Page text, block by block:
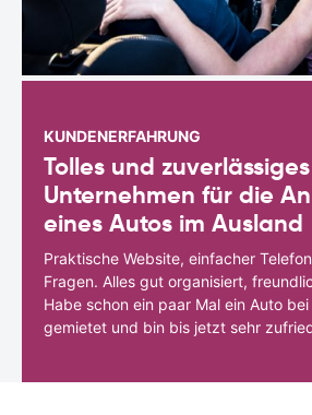
KUNDENERFAHRUNG
Tolles und zuverlässiges
Unternehmen für die
eines Autos im Ausland
Praktische Website, einfacher
Fragen. Alles gut organisiert,
Habe schon ein paar Mal ein Auto
gemietet und bin bis jetzt sehr